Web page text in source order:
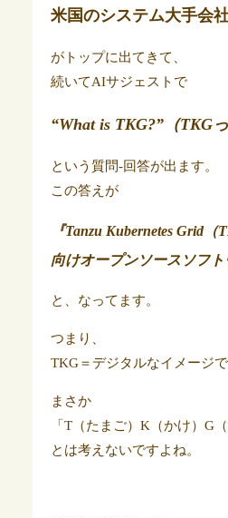
米国のシステム大手会
がトップに出てきて、
続いてAIサジェストで
“What is TKG?”（TKG
という質問-回答が出ます。
この答えが
『Tanzu Kubernetes Grid（
向けオープンソース ソフ
と、なってます。
つまり、
TKG＝デジタルなイメージで
まさか
「T（たまご）K（かけ）G
とは考えないですよね。